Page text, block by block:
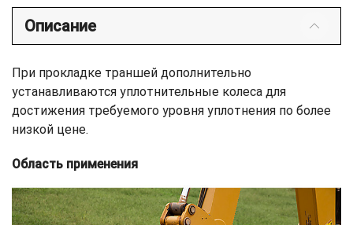
Описание
При прокладке траншей дополнительно
устанавливаются уплотнительные колеса для
достижения требуемого уровня уплотнения по более
низкой цене.
Область применения